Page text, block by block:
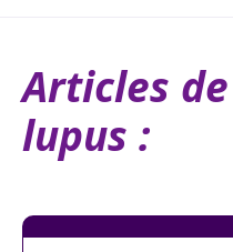
Articles
lupus :